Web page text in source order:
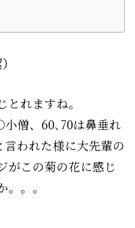
れますね。
僧、60､70は鼻垂れ
われた様に大先輩の
がこの菊の花に感じ
。。